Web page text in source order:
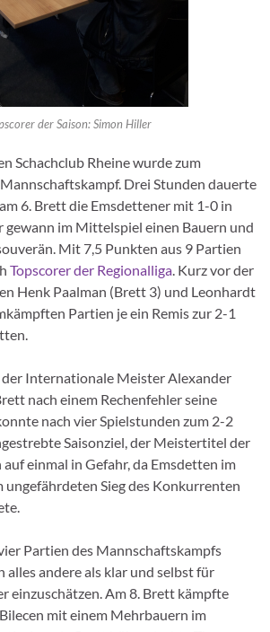
der Saison: Simon Hiller
Schachclub Rheine wurde zum
Drei Stunden dauerte
6. Brett die Emsdettener mit 1-0 in
gewann im Mittelspiel einen Bauern und
Mit 7,5 Punkten aus 9 Partien
Topscorer der Regionalliga. Kurz vor der
Henk Paalman (Brett 3) und Leonhardt
Partien je ein Remis zur 2-1
Internationale Meister Alexander
nach einem Rechenfehler seine
nach vier Spielstunden zum 2-2
Saisonziel, der Meistertitel der
auf einmal in Gefahr, da Emsdetten im
ungefährdeten Sieg des Konkurrenten
Partien des Mannschaftskampfs
alles andere als klar und selbst für
einzuschätzen. Am 8. Brett kämpfte
mit einem Mehrbauern im